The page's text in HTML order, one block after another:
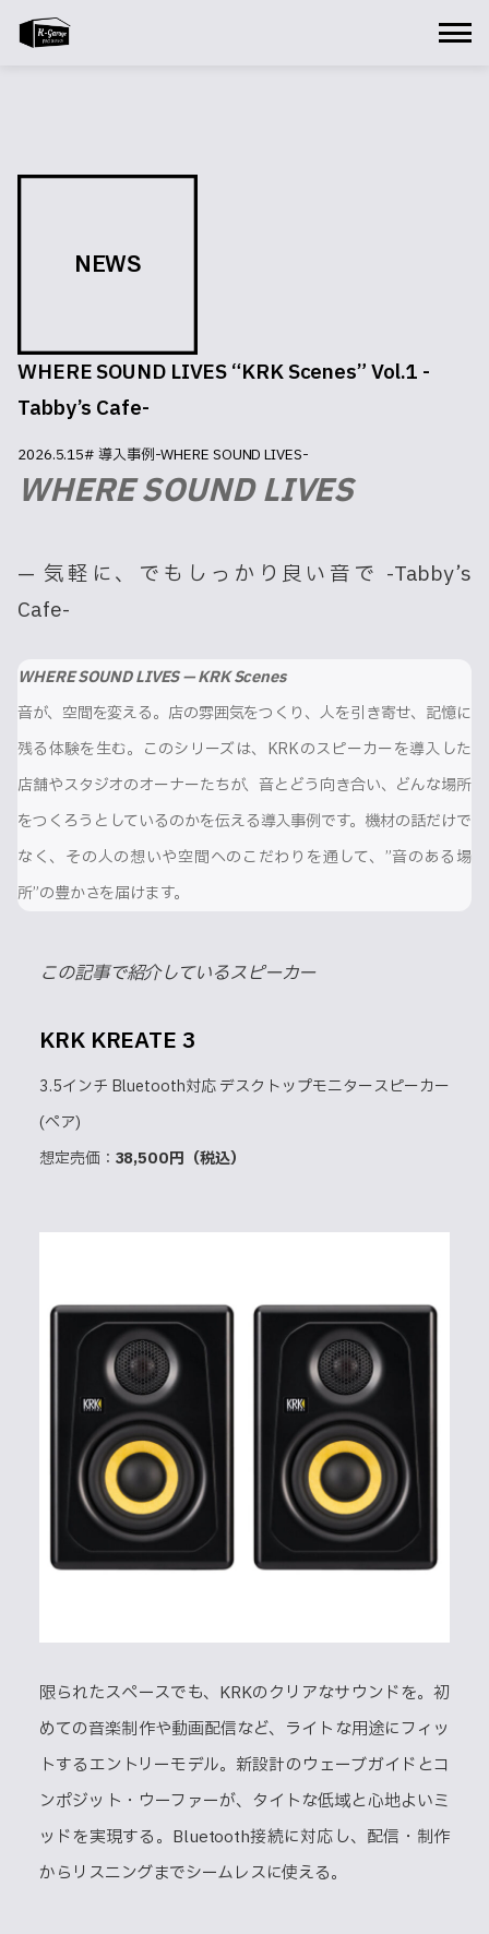
NEWS
WHERE SOUND LIVES “KRK Scenes” Vol.1 -
Tabby’s Cafe-
2026.5.15# 導入事例-WHERE SOUND LIVES-
WHERE SOUND LIVES
— 気軽に、でもしっかり良い音で -Tabby’s
Cafe-
WHERE SOUND LIVES — KRK Scenes
音が、空間を変える。店の雰囲気をつくり、人を引き寄せ、記憶に
残る体験を生む。このシリーズは、KRKのスピーカーを導入した
店舗やスタジオのオーナーたちが、音とどう向き合い、どんな場所
をつくろうとしているのかを伝える導入事例です。機材の話だけで
なく、その人の想いや空間へのこだわりを通して、”音のある場
所”の豊かさを届けます。
この記事で紹介しているスピーカー
KRK KREATE 3
3.5インチ Bluetooth対応 デスクトップモニタースピーカー
(ペア)
想定売価： 38,500円（税込）
限られたスペースでも、KRKのクリアなサウンドを。初
めての音楽制作や動画配信など、ライトな用途にフィッ
トするエントリーモデル。新設計のウェーブガイドとコ
ンポジット・ウーファーが、タイトな低域と心地よいミ
ッドを実現する。Bluetooth接続に対応し、配信・制作
からリスニングまでシームレスに使える。